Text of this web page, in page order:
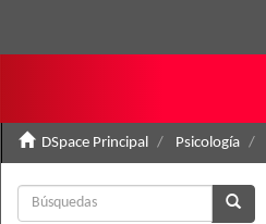
DSpace Principal Psicología